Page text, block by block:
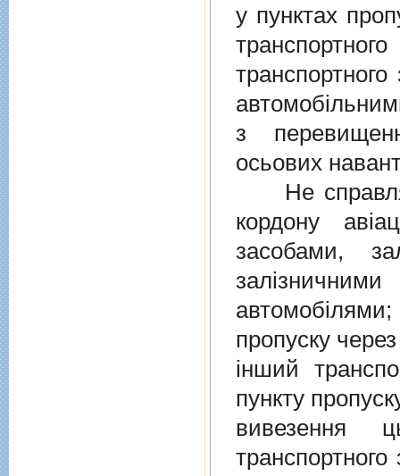
у пунктах
з
осьових
Не
кордону
засобами,
залiзничними
пропуску
iнший
пункту
вивезення